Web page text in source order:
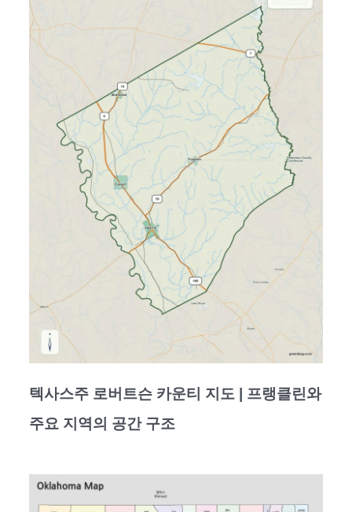
텍사스주 로버트슨 카운티 지도 | 프랭클린와
주요 지역의 공간 구조